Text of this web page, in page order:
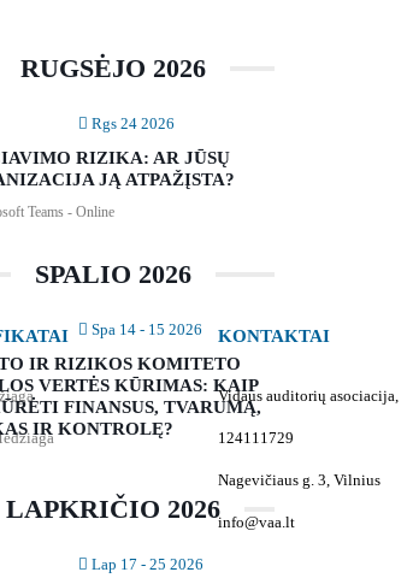
RUGSĖJO 2026
Rgs 24 2026
RIZIKA: AR JŪSŲ
JĄ ATPAŽĮSTA?
Teams - Online
SPALIO 2026
Spa 14 - 15 2026
IR RIZIKOS KOMITETO
VERTĖS KŪRIMAS: KAIP
FINANSUS, TVARUMĄ,
IR KONTROLĘ?
LAPKRIČIO 2026
Lap 17 - 25 2026
KONTAKTAI
Vidaus auditorių asociacija,
124111729
Nagevičiaus g. 3, Vilnius
info@vaa.lt